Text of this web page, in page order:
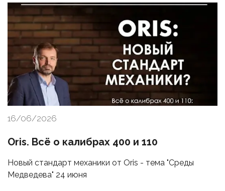
16/06/2026
Oris. Всё о калибрах 400 и 110
Новый стандарт механики от Oris - тема "Среды
Медведева" 24 июня